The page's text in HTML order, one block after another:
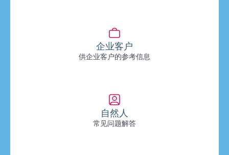
企业客户
供企业客户的参考信息
自然人
常见问题解答